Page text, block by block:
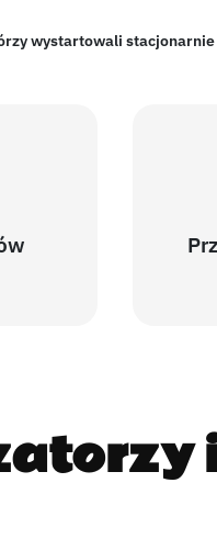
wystartowali